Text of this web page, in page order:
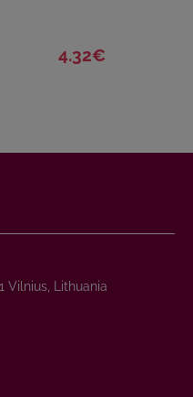
4.32€
Vilnius, Lithuania